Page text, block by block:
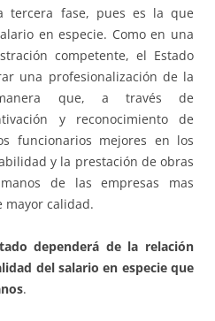
tercera fase, pues es la que
en especie. Como en una
competente, el Estado
una profesionalización de la
que, a través de
y reconocimiento de
funcionarios mejores en los
y la prestación de obras
de las empresas mas
mayor calidad.
dependerá de la relación
del salario en especie que
.